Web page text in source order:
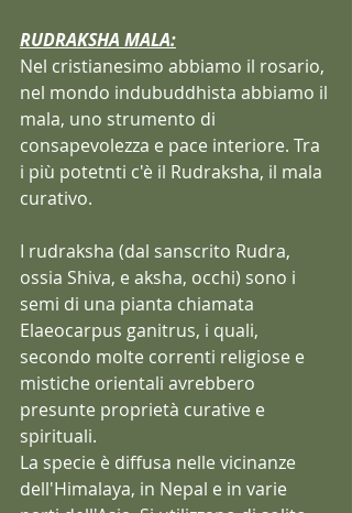
RUDRAKSHA MALA:
Nel cristianesimo abbiamo il rosario,
nel mondo indubuddhista abbiamo il
mala, uno strumento di
consapevolezza e pace interiore. Tra
i più potetnti c'è il Rudraksha, il mala
curativo.
I rudraksha (dal sanscrito Rudra,
ossia Shiva, e aksha, occhi) sono i
semi di una pianta chiamata
Elaeocarpus ganitrus, i quali,
secondo molte correnti religiose e
mistiche orientali avrebbero
presunte proprietà curative e
spirituali.
La specie è diffusa nelle vicinanze
dell'Himalaya, in Nepal e in varie